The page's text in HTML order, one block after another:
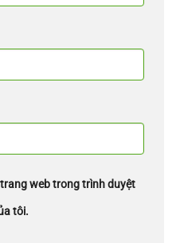
web trong trình duyệt
tôi.